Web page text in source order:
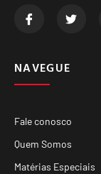
NAVEGUE
Fale conosco
Quem Somos
Matérias Especiais